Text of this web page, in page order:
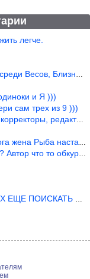
легче.
Близнецов встреч
и Я )))
сам трех из 9 )))
редакторы пропус
Рыба наставила ))
что то обкурился?
ПОИСКАТЬ НАДО